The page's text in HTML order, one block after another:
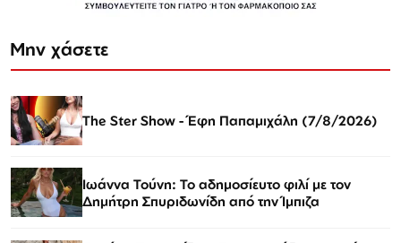
Μην χάσετε
The Ster Show - Έφη Παπαμιχάλη (7/8/2026)
Ιωάννα Τούνη: Το αδημοσίευτο φιλί με τον
Δημήτρη Σπυριδωνίδη από την Ίμπιζα